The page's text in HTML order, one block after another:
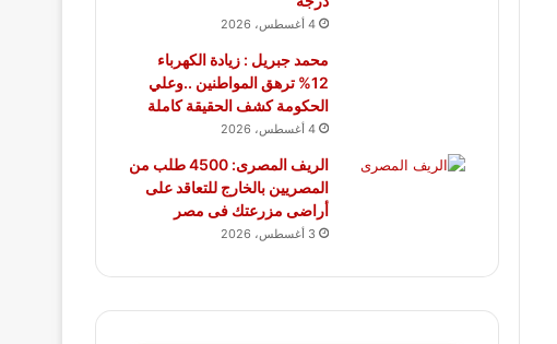
4 أغسطس، 2026
محمد جبريل : زيادة الكهرباء
12% ترهق المواطنين ..وعلي
الحكومة كشف الحقيقة كاملة
4 أغسطس، 2026
الريف المصرى: 4500 طلب من
المصريين بالخارج للتعاقد على
أراضى مزرعتك فى مصر
3 أغسطس، 2026